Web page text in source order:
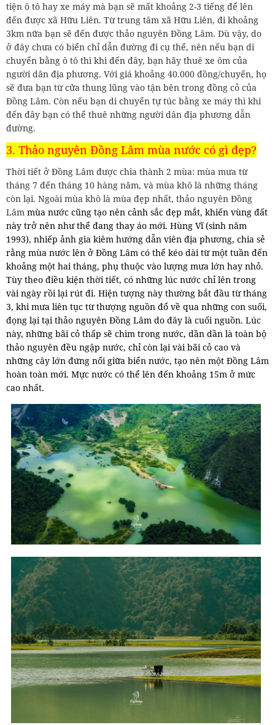
tiện ô tô hay xe máy mà bạn sẽ mất khoảng 2-3 tiếng để lên
đến được xã Hữu Liên. Từ trung tâm xã Hữu Liên, đi khoảng
3km nữa bạn sẽ đến được thảo nguyên Đồng Lâm. Dù vậy, do
ở đây chưa có biển chỉ dẫn đường đi cụ thể, nên nếu bạn di
chuyển bằng ô tô thì khi đến đây, bạn hãy thuê xe ôm của
người dân địa phương. Với giá khoảng 40.000 đồng/chuyến, họ
sẽ đưa bạn từ cửa thung lũng vào tận bên trong đồng cỏ của
Đồng Lâm. Còn nếu bạn di chuyển tự túc bằng xe máy thì khi
đến đây bạn có thể thuê những người dân địa phương dẫn
đường.
3. Thảo nguyên Đồng Lâm mùa nước có gì đẹp?
Thời tiết ở Đồng Lâm được chia thành 2 mùa: mùa mưa từ
tháng 7 đến tháng 10 hàng năm, và mùa khô là những tháng
còn lại. Ngoài mùa khô là mùa đẹp nhất, thảo nguyên Đồng
Lâm mùa nước cũng tạo nên cảnh sắc đẹp mắt, khiến vùng đất
này trở nên như thể đang thay áo mới. Hùng Vĩ (sinh năm
1993), nhiếp ảnh gia kiêm hướng dẫn viên địa phương, chia sẻ
rằng mùa nước lên ở Đồng Lâm có thể kéo dài từ một tuần đến
khoảng một hai tháng, phụ thuộc vào lượng mưa lớn hay nhỏ.
Tùy theo điều kiện thời tiết, có những lúc nước chỉ lên trong
vài ngày rồi lại rút đi. Hiện tượng này thường bắt đầu từ tháng
3, khi mưa liên tục từ thượng nguồn đổ về qua những con suối,
đọng lại tại thảo nguyên Đồng Lâm do đây là cuối nguồn. Lúc
này, những bãi cỏ thấp sẽ chìm trong nước, dần dần là toàn bộ
thảo nguyên đều ngập nước, chỉ còn lại vài bãi cỏ cao và
những cây lớn đứng nổi giữa biển nước, tạo nên một Đồng Lâm
hoàn toàn mới. Mực nước có thể lên đến khoảng 15m ở mức
cao nhất.